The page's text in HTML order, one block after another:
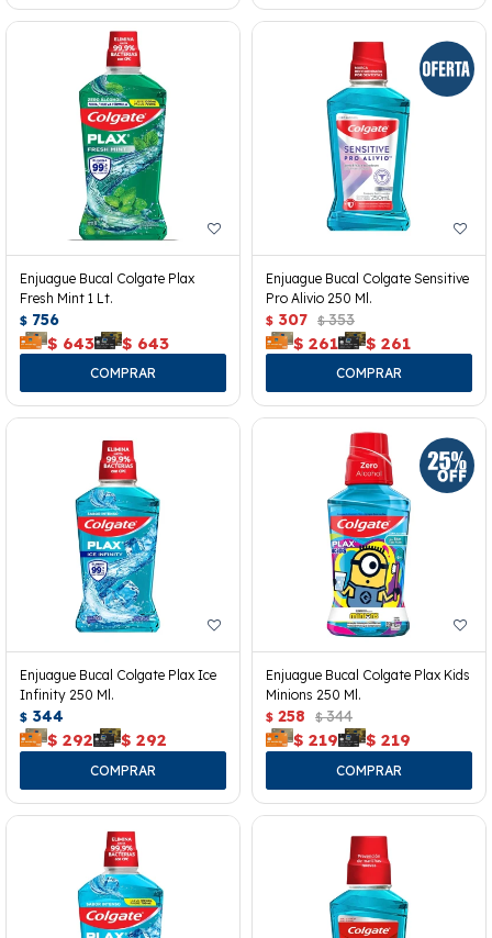
Enjuague Bucal Colgate Plax
Fresh Mint 1 Lt.
$ 756
$ 643 $ 643
Enjuague Bucal Colgate Sensitive
Pro Alivio 250 Ml.
$ 307 $ 353
$ 261 $ 261
Enjuague Bucal Colgate Plax Ice
Infinity 250 Ml.
$ 344
$ 292 $ 292
Enjuague Bucal Colgate Plax Kids
Minions 250 Ml.
$ 258 $ 344
$ 219 $ 219